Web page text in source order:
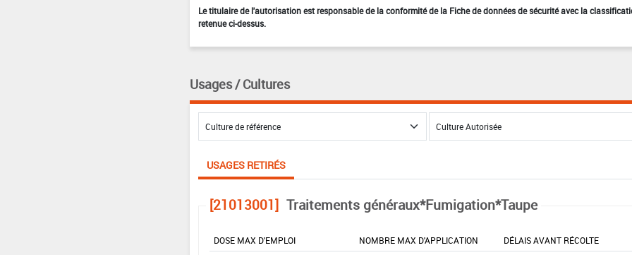
Le titulaire de l'autorisation est responsable de la conformité de la Fiche de données de sécurité avec la
retenue ci-dessus.
Usages / Cultures
USAGES RETIRÉS
[21013001] Traitements généraux*Fumigation*Taupe
DOSE MAX D'EMPLOI NOMBRE MAX D'APPLICATION DÉLAIS AVANT RÉCOLTE